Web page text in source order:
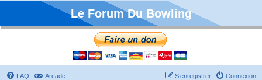
Le Forum Du Bowling
FAQ Arcade Connexion
S’enregistrer